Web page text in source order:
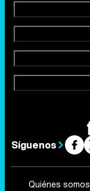
Síguenos
Quiénes somos